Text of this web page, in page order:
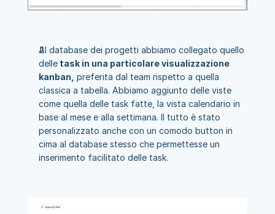
Al database dei progetti abbiamo collegato quello
delle task in una particolare visualizzazione
kanban, preferita dal team rispetto a quella
classica a tabella. Abbiamo aggiunto delle viste
come quella delle task fatte, la vista calendario in
base al mese e alla settimana. Il tutto è stato
personalizzato anche con un comodo button in
cima al database stesso che permettesse un
inserimento facilitato delle task.